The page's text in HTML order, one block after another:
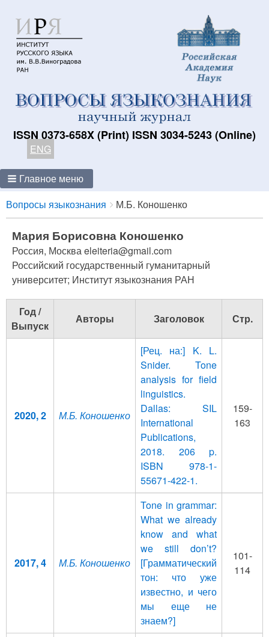
ISSN 0373-658X (Print) ISSN 3034-5243 (Online)
ENG
Главное меню
Breadcrumbs
You
are
here:
Вопросы языкознания М.Б. Коношенко
Мария Борисовна Коношенко
Россия, Москва eleiteria@gmail.com
Российский государственный гуманитарный
университет; Институт языкознания РАН
Год /
Выпуск
Авторы Заголовок Стр.
2020, 2 М.Б. Коношенко
[Рец. на:] K. L.
Snider. Tone
analysis for field
linguistics.
Dallas: SIL
International
Publications,
2018. 206 p.
ISBN 978-1-
55671-422-1.
159-
163
2017, 4 М.Б. Коношенко
Tone in grammar:
What we already
know and what
we still don’t?
[Грамматический
тон: что уже
известно, и чего
мы еще не
знаем?]
101-
114